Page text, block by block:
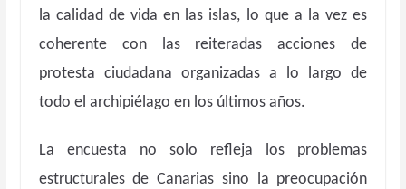
la calidad de vida en las islas, lo que a la vez es
coherente con las reiteradas acciones de
protesta ciudadana organizadas a lo largo de
todo el archipiélago en los últimos años.
La encuesta no solo refleja los problemas
estructurales de Canarias sino la preocupación